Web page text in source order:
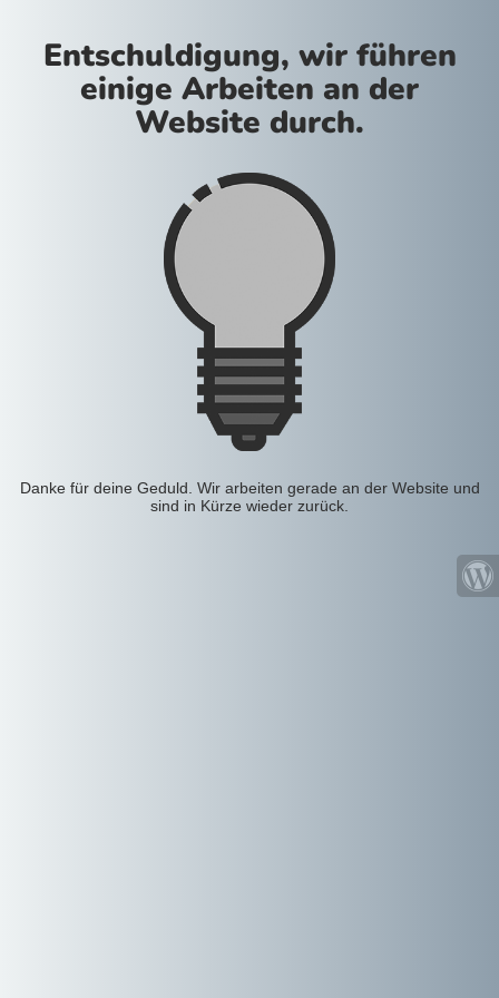
Entschuldigung, wir führen
einige Arbeiten an der
Website durch.
Danke für deine Geduld. Wir arbeiten gerade an der Website und
sind in Kürze wieder zurück.